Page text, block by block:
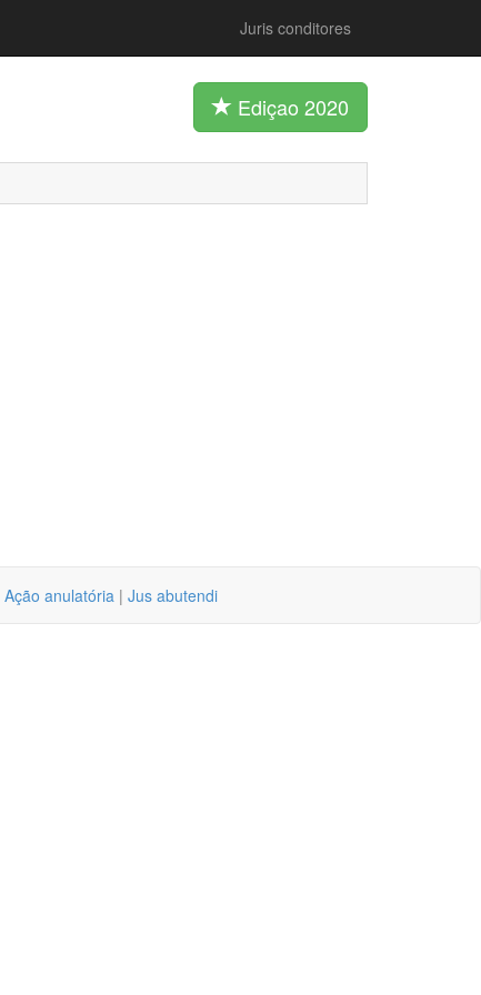
Juris conditores
Ediçao 2020
Ação anulatória | Jus abutendi